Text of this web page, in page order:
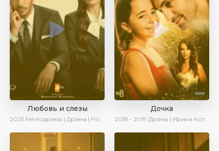
Любовь и слезы
2025 Мелодрама | Драма | Новинки | Сериалы 2025
Дочка
2018 - 2019 Драма | Ирина Котова